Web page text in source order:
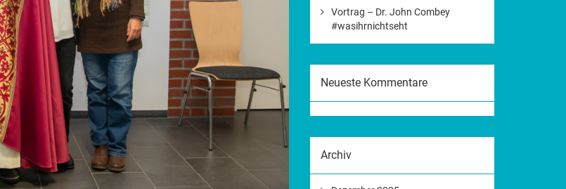
Vortrag – Dr. John Combey
#wasihrnichtseht
Neueste Kommentare
Archiv